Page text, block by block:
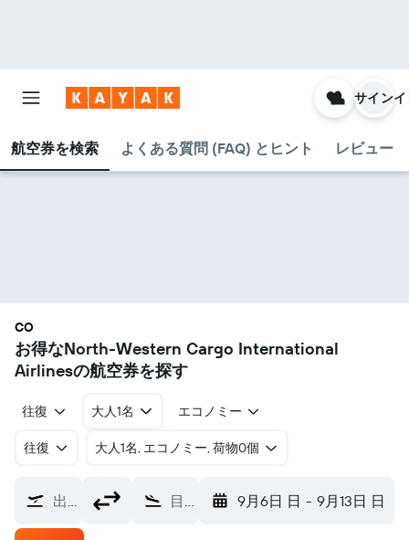
航空券を検索 よくある質問 (FAQ) とヒント レビュー
サイン
CO
お得なNorth-Western Cargo International
Airlines​の航空券を探す
往復 大人1名 エコノミー
往復 ​大人1名, エコノミー, 荷物0個
出発地 目的地 9月6日 日 - 9月13日 日